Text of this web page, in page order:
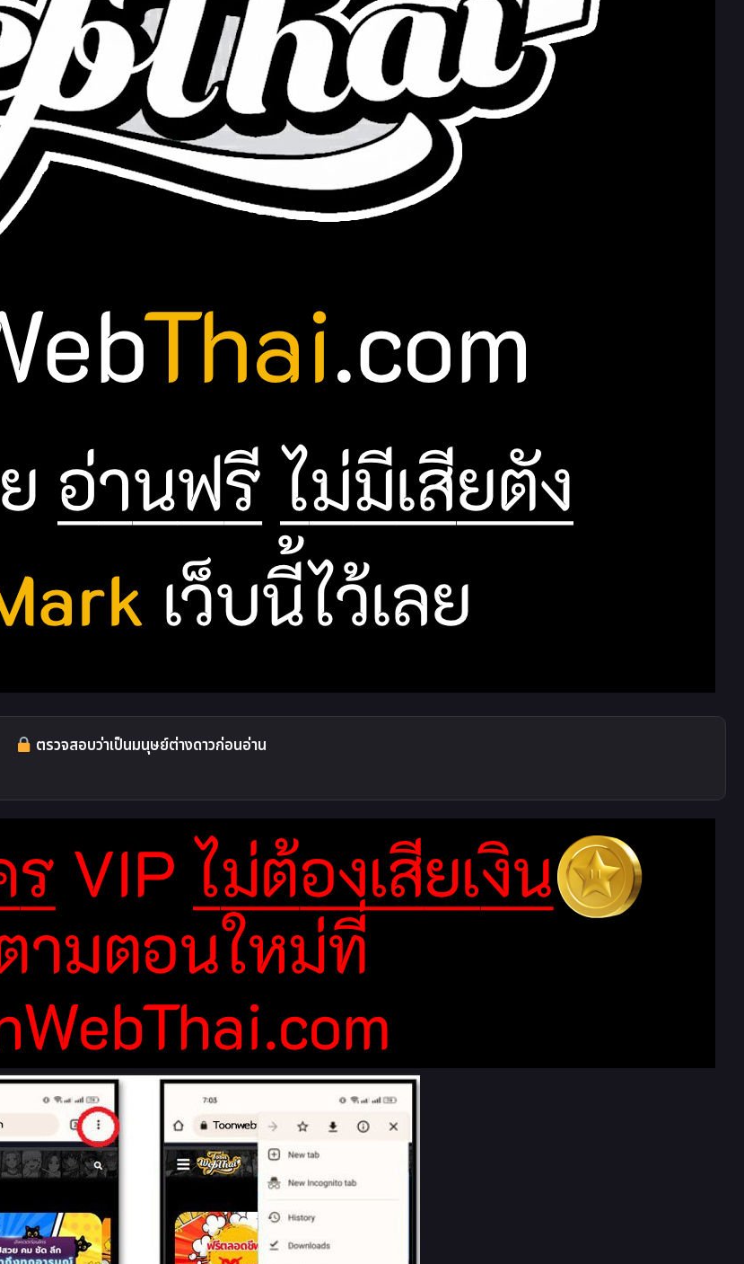
ตรวจสอบว่าเป็นมนุษย์ต่างดาวก่อนอ่าน